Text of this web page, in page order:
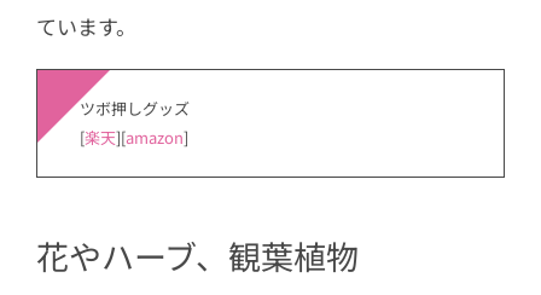
ています。
ツボ押しグッズ
[楽天][amazon]
花やハーブ、観葉植物